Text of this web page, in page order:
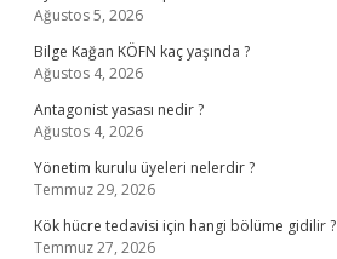
Ağustos 5, 2026
Bilge Kağan KÖFN kaç yaşında ?
Ağustos 4, 2026
Antagonist yasası nedir ?
Ağustos 4, 2026
Yönetim kurulu üyeleri nelerdir ?
Temmuz 29, 2026
Kök hücre tedavisi için hangi bölüme gidilir ?
Temmuz 27, 2026